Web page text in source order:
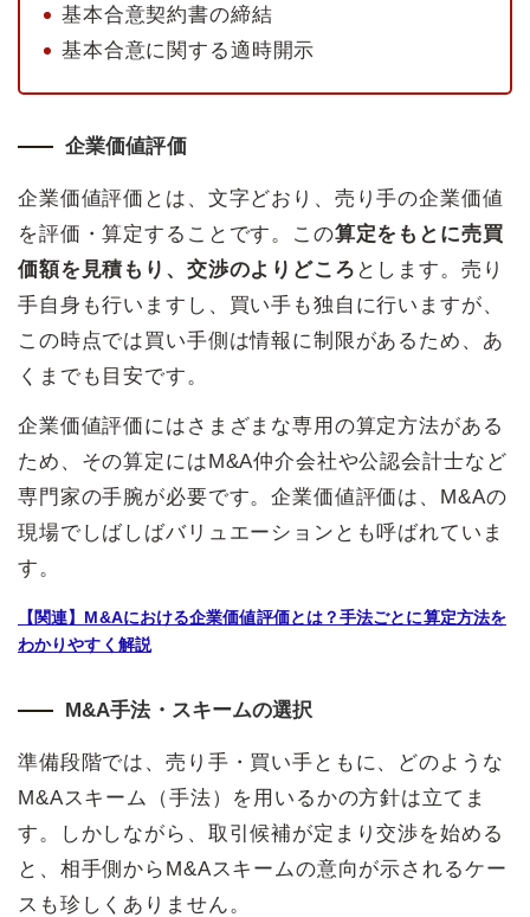
基本合意契約書の締結
基本合意に関する適時開示
企業価値評価
企業価値評価とは、文字どおり、売り手の企業価値
を評価・算定することです。この算定をもとに売買
価額を見積もり、交渉のよりどころ とします。売り
手自身も行いますし、買い手も独自に行いますが、
この時点では買い手側は情報に制限があるため、あ
くまでも目安です。
企業価値評価にはさまざまな専用の算定方法がある
ため、その算定にはM&A仲介会社や公認会計士など
専門家の手腕が必要です。企業価値評価は、M&Aの
現場でしばしばバリュエーションとも呼ばれていま
す。
【関連】M&Aにおける企業価値評価とは？手法ごとに算定方法を
わかりやすく解説
M&A手法・スキームの選択
準備段階では、売り手・買い手ともに、どのような
M&Aスキーム（手法）を用いるかの方針は立てま
す。しかしながら、取引候補が定まり交渉を始める
と、相手側からM&Aスキームの意向が示されるケー
スも珍しくありません。